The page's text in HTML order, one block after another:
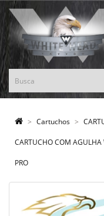
Cartuchos
CARTUCHO COM
PRO